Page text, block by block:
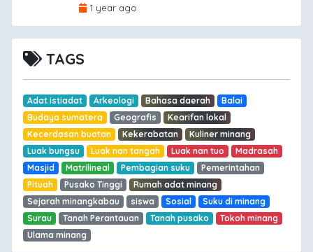
1 year ago
TAGS
Adat istiadat Arkeologi Bahasa daerah
Balai
Budaya sumatera
Geografis
Kearifan lokal
Kecerdasan buatan
Kekerabatan
Kuliner minang
Luak bungsu
Luak nan tangah Luak nan tuo
Madrasah
Masjid
Matrilineal Pembagian suku
Pemerintahan
Pituah
Pusako Tinggi
Rumah adat minang
Sejarah minangkabau
siswa Sosial
Suku di minang
Surau
Tanah Perantauan Tanah pusako
Tokoh minang
Ulama minang